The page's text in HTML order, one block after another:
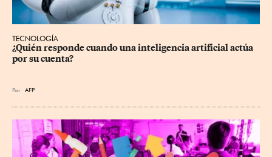
TECNOLOGÍA
¿Quién responde cuando una inteligencia artificial actúa
por su cuenta?
Por AFP